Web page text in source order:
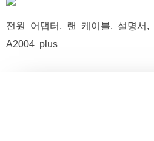
전원 어댑터, 랜 케이블, 설명서,
A2004 plus